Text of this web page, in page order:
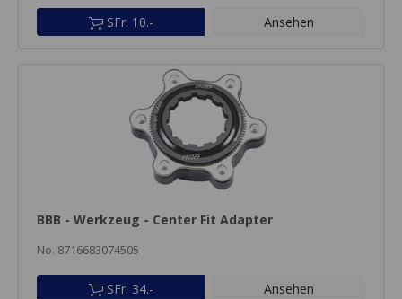
SFr. 10.- Ansehen
BBB - Werkzeug - Center Fit Adapter
No. 8716683074505
SFr. 34.- Ansehen